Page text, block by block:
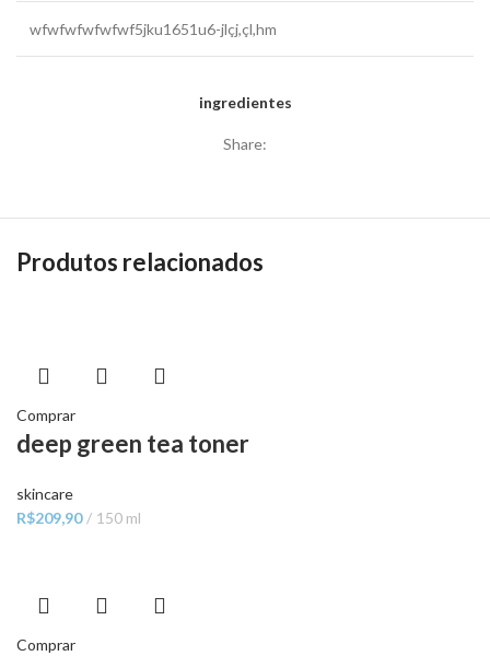
wfwfwfwfwfwf5jku1651u6-jlçj,çl,hm
ingredientes
Share:
Produtos relacionados
Comprar
deep green tea toner
skincare
R$209,90 150 ml
Comprar